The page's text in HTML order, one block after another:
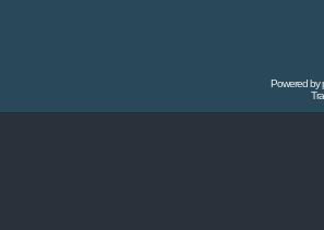
Powered by